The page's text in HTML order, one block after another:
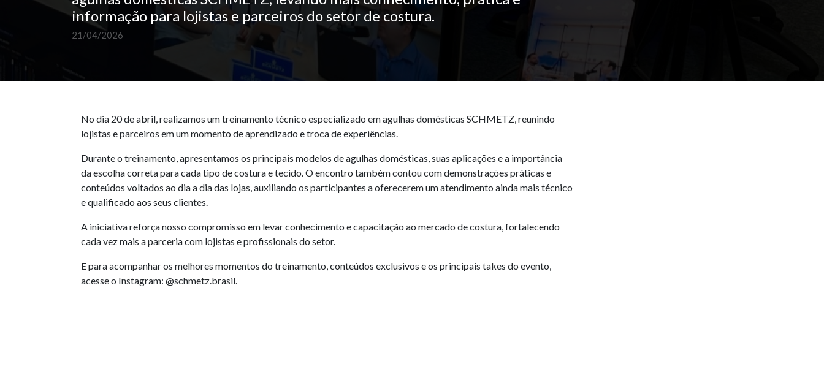
informação para lojistas e parceiros do setor de costura.
21/04/2026
No dia 20 de abril, realizamos um treinamento técnico especializado em agulhas domésticas SCHMETZ, reunindo
lojistas e parceiros em um momento de aprendizado e troca de experiências.
Durante o treinamento, apresentamos os principais modelos de agulhas domésticas, suas aplicações e a importância
da escolha correta para cada tipo de costura e tecido. O encontro também contou com demonstrações práticas e
conteúdos voltados ao dia a dia das lojas, auxiliando os participantes a oferecerem um atendimento ainda mais técnico
e qualificado aos seus clientes.
A iniciativa reforça nosso compromisso em levar conhecimento e capacitação ao mercado de costura, fortalecendo
cada vez mais a parceria com lojistas e profissionais do setor.
E para acompanhar os melhores momentos do treinamento, conteúdos exclusivos e os principais takes do evento,
acesse o Instagram: @schmetz.brasil.